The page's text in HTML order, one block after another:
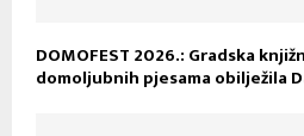
DOMOFEST 2026.: Gradska
domoljubnih pjesama obilježila